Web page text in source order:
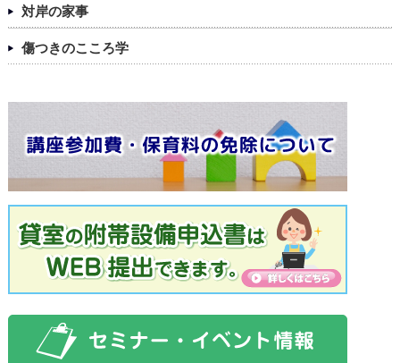
対岸の家事
傷つきのこころ学